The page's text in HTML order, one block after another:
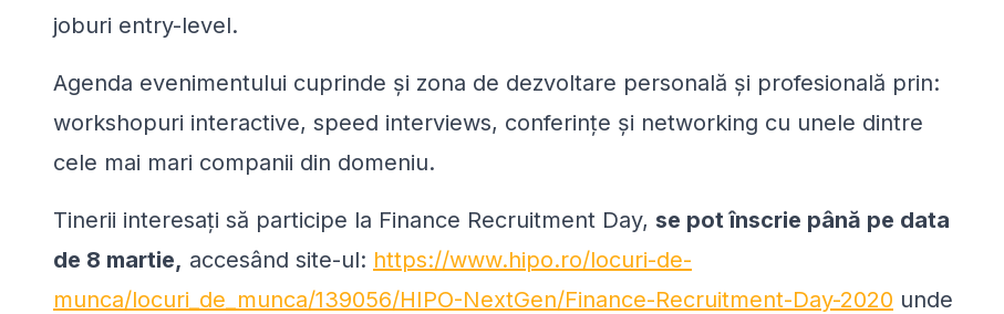
joburi entry-level.
Agenda evenimentului cuprinde și zona de dezvoltare personală și profesională prin:
workshopuri interactive, speed interviews, conferințe și networking cu unele dintre
cele mai mari companii din domeniu.
Tinerii interesați să participe la Finance Recruitment Day, se pot înscrie până pe data
de 8 martie, accesând site-ul: https://www.hipo.ro/locuri-de-
munca/locuri_de_munca/139056/HIPO-NextGen/Finance-Recruitment-Day-2020 unde